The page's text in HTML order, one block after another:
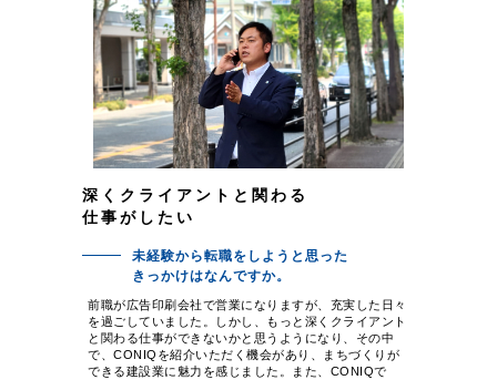
深くクライアントと関わる
仕事がしたい
未経験から転職をしようと思った
きっかけはなんですか。
前職が広告印刷会社で営業になりますが、充実した日々
を過ごしていました。しかし、もっと深くクライアント
と関わる仕事ができないかと思うようになり、その中
で、CONIQを紹介いただく機会があり、まちづくりが
できる建設業に魅力を感じました。また、CONIQで